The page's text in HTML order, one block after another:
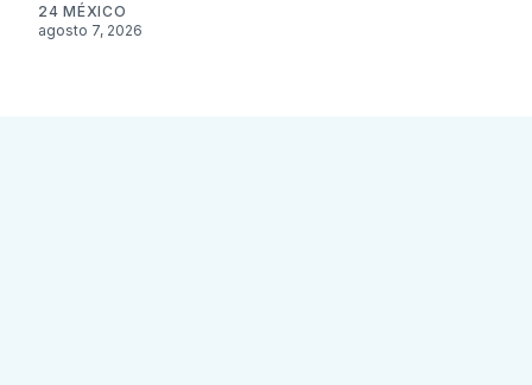
24 MÉXICO
agosto 7, 2026